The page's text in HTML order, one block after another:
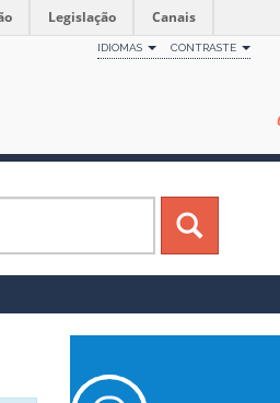
Legislação Canais
IDIOMAS CONTRASTE